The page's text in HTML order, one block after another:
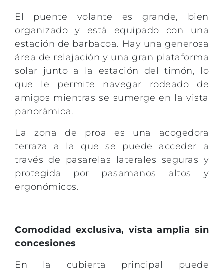
El puente volante es grande, bien
organizado y está equipado con una
estación de barbacoa. Hay una generosa
área de relajación y una gran plataforma
solar junto a la estación del timón, lo
que le permite navegar rodeado de
amigos mientras se sumerge en la vista
panorámica.
La zona de proa es una acogedora
terraza a la que se puede acceder a
través de pasarelas laterales seguras y
protegida por pasamanos altos y
ergonómicos.
Comodidad exclusiva, vista amplia sin
concesiones
En la cubierta principal puede